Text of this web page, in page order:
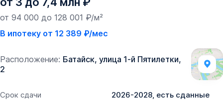
от 94 000 до 128 001 ₽/м²
В ипотеку от 12 389 ₽/мес
Расположение: Батайск, улица 1-й Пятилетки,
2
Срок сдачи
2026-2028, есть сданные